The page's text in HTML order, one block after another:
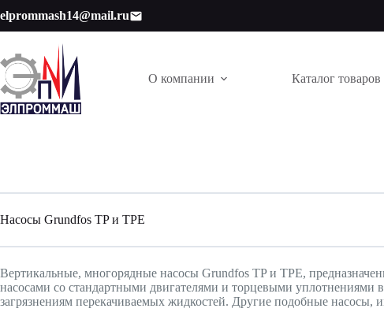
к
сути
elprommash14@mail.ru
О компании Каталог товаров
Насосы Grundfos TP и TPE
Вертикальные, многорядные насосы Grundfos TP и TPE,
насосами со стандартными двигателями и торцевыми уплотнениями
загрязнениям перекачиваемых жидкостей. Другие подобные